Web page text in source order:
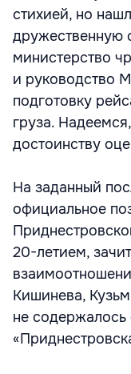
стихией, но
дружественную
министерство
и руководство
подготовку
груза.
достоинству
На заданный
официальное
20-летием,
Кишинева,
не